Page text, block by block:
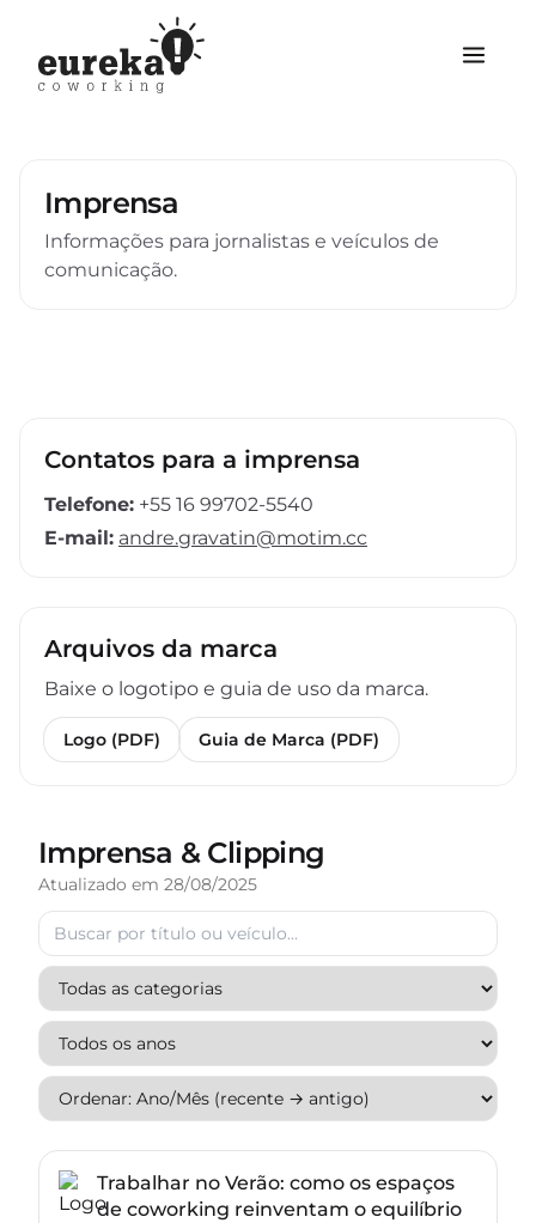
Imprensa
Informações para jornalistas e veículos de
comunicação.
Contatos para a imprensa
Telefone: +55 16 99702-5540
E-mail: andre.gravatin@motim.cc
Arquivos da marca
Baixe o logotipo e guia de uso da marca.
Logo (PDF) Guia de Marca (PDF)
Imprensa & Clipping
Atualizado em 28/08/2025
Trabalhar no Verão: como os espaços
de coworking reinventam o equilíbrio